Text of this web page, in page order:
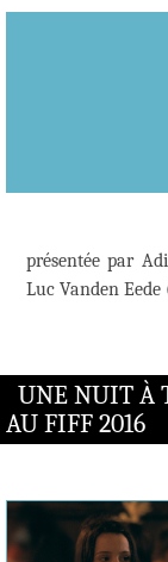
présentée par
Luc Vanden Eede
UNE NUIT À
AU FIFF 2016